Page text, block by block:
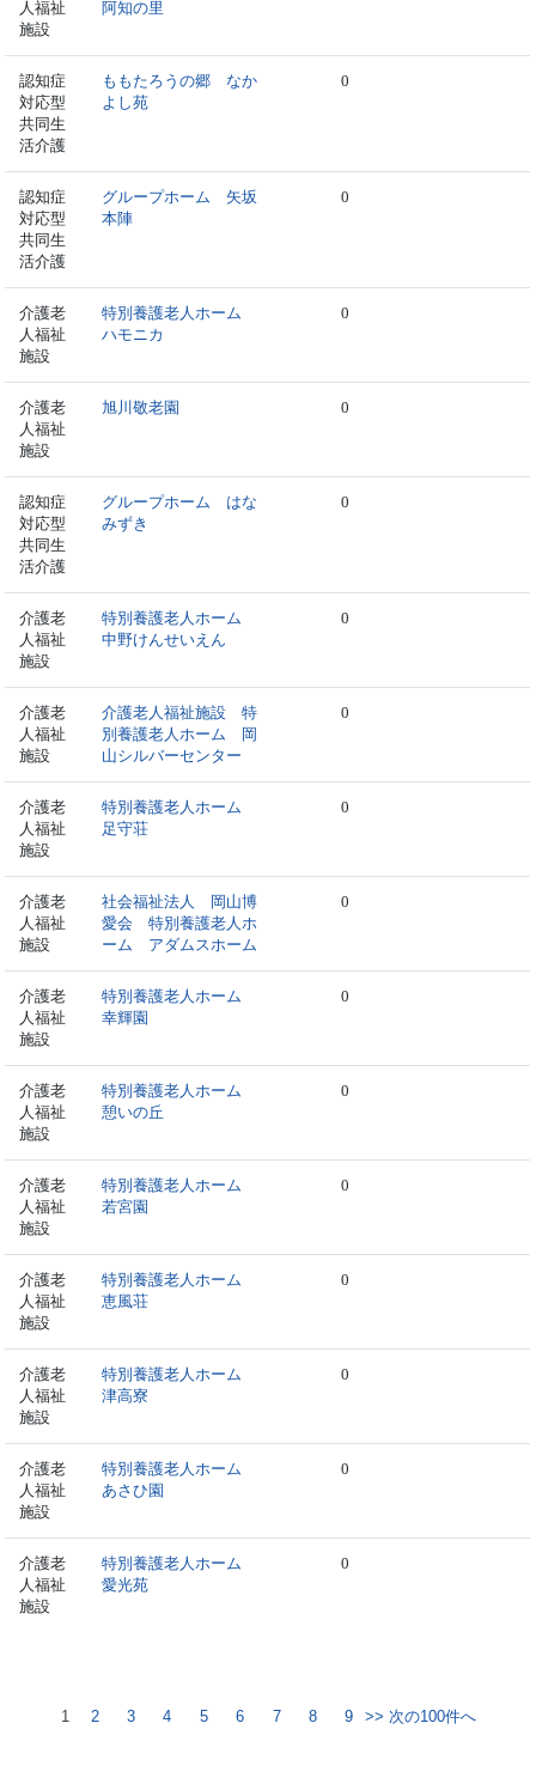
人福祉
施設
阿知の里
認知症
対応型
共同生
活介護
ももたろうの郷 なか
よし苑
0
認知症
対応型
共同生
活介護
グループホーム 矢坂
本陣
0
介護老
人福祉
施設
特別養護老人ホーム
ハモニカ
0
介護老
人福祉
施設
旭川敬老園 0
認知症
対応型
共同生
活介護
グループホーム はな
みずき
0
介護老
人福祉
施設
特別養護老人ホーム
中野けんせいえん
0
介護老
人福祉
施設
介護老人福祉施設 特
別養護老人ホーム 岡
山シルバーセンター
0
介護老
人福祉
施設
特別養護老人ホーム
足守荘
0
介護老
人福祉
施設
社会福祉法人 岡山博
愛会 特別養護老人ホ
ーム アダムスホーム
0
介護老
人福祉
施設
特別養護老人ホーム
幸輝園
0
介護老
人福祉
施設
特別養護老人ホーム
憩いの丘
0
介護老
人福祉
施設
特別養護老人ホーム
若宮園
0
介護老
人福祉
施設
特別養護老人ホーム
恵風荘
0
介護老
人福祉
施設
特別養護老人ホーム
津高寮
0
介護老
人福祉
施設
特別養護老人ホーム
あさひ園
0
介護老
人福祉
施設
特別養護老人ホーム
愛光苑
0
1 2 3 4 5 6 7 8 9 >> 次の100件へ